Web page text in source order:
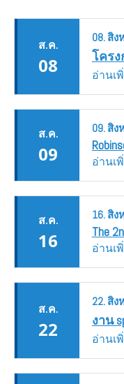
ส.ค.
08
08.สิง
โครง
อ่านเ
ส.ค.
09
09.สิง
อ่านเ
ส.ค.
16
16.สิง
The
อ่านเ
ส.ค.
22
22.สิง
งาน
อ่านเ